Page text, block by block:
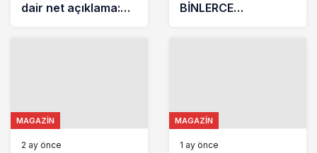
dair net açıklama:
BİNLERCE
MAGAZIN
2 ay önce
MAGAZIN
1 ay önce